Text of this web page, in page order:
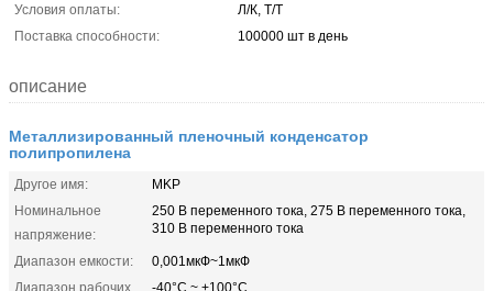
Условия оплаты:
Л/К, Т/Т
Поставка способности:
100000 шт в день
описание
Металлизированный пленочный конденсатор
полипропилена
Другое имя:
MKP
Номинальное
напряжение:
250 В переменного тока, 275 В переменного тока,
310 В переменного тока
Диапазон емкости:
0,001мкФ~1мкФ
Диапазон рабочих
-40°C ~ +100°C